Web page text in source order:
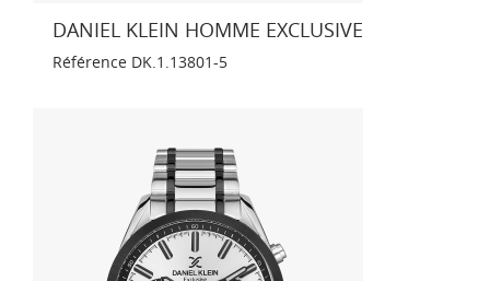
DANIEL KLEIN HOMME EXCLUSIVE
Référence DK.1.13801-5